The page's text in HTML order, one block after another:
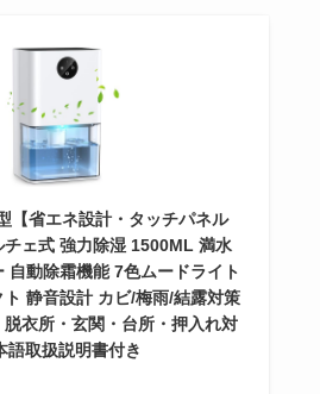
【省エネ設計・タッチパネル
ェ式 強力除湿 1500ML 満水
自動除霜機能 7色ムードライト
静音設計 カビ/梅雨/結露対策
脱衣所・玄関・台所・押入れ対
語取扱説明書付き